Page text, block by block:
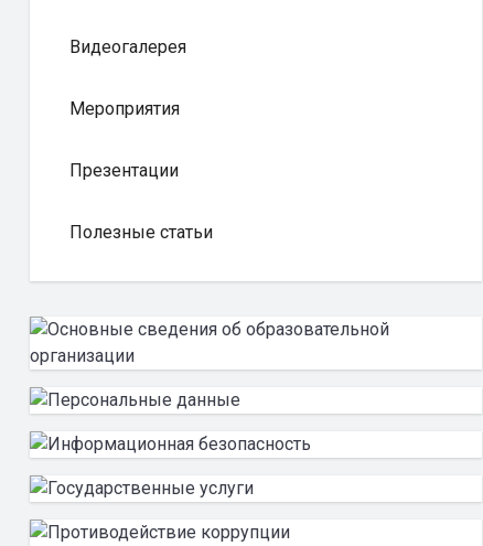
Видеогалерея
Мероприятия
Презентации
Полезные статьи